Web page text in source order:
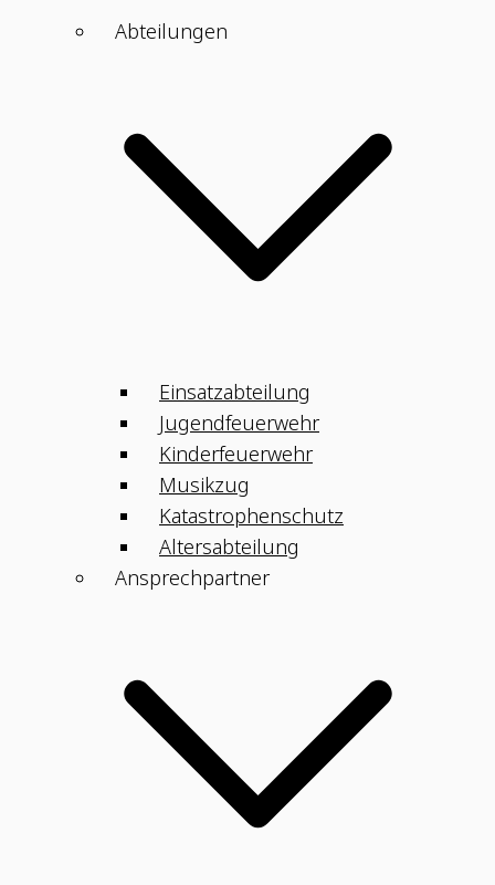
Abteilungen
Einsatzabteilung
Jugendfeuerwehr
Kinderfeuerwehr
Musikzug
Katastrophenschutz
Altersabteilung
Ansprechpartner